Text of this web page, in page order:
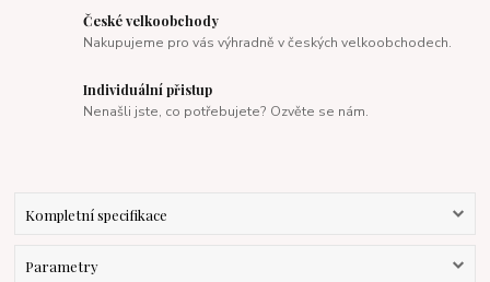
České velkoobchody
Nakupujeme pro vás výhradně v českých velkoobchodech.
Individuální přistup
Nenašli jste, co potřebujete? Ozvěte se nám.
Kompletní specifikace
Parametry